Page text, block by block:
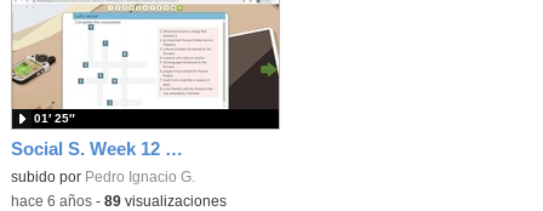
Social S. Week 12 Plan. Thursday, 18th of June
subido por Pedro Ignacio G.
01′ 25″
-hace 6 años- 89visualizaciones